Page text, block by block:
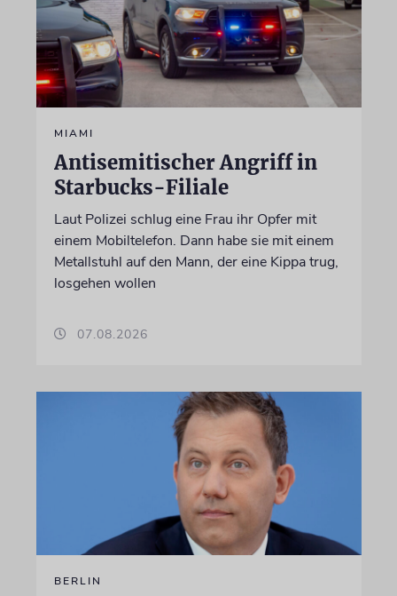
MIAMI
Antisemitischer Angriff in
Starbucks-Filiale
Laut Polizei schlug eine Frau ihr Opfer mit
einem Mobiltelefon. Dann habe sie mit einem
Metallstuhl auf den Mann, der eine Kippa trug,
losgehen wollen
07.08.2026
BERLIN